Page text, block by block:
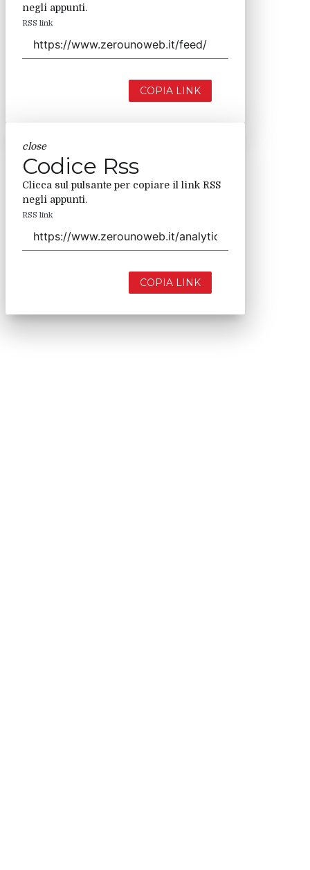
negli appunti.
RSS link
COPIA LINK
close
Codice Rss
Clicca sul pulsante per copiare il link RSS
negli appunti.
RSS link
COPIA LINK